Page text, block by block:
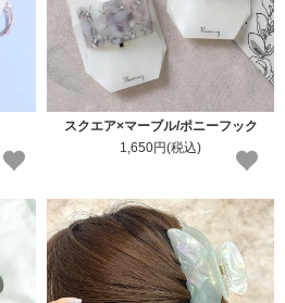
スクエア×マーブル/ポニーフック
1,650円(税込)